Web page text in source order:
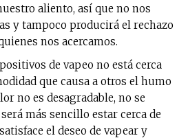
aliento, así que no nos
y tampoco producirá el rechazo
nos acercamos.
de vapeo no está cerca
que causa a otros el humo
no es desagradable, no se
más sencillo estar cerca de
el deseo de vapear y